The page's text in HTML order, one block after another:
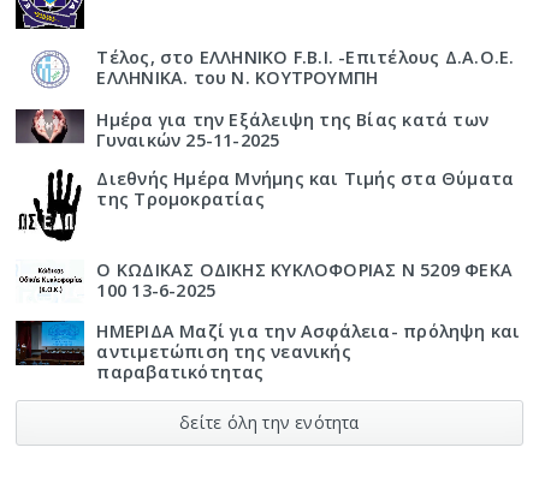
Τέλος, στο ΕΛΛΗΝΙΚΟ F.B.I. -Επιτέλους Δ.Α.Ο.Ε.
ΕΛΛΗΝΙΚΑ. του Ν. ΚΟΥΤΡΟΥΜΠΗ
Ημέρα για την Εξάλειψη της Βίας κατά των
Γυναικών 25-11-2025
Διεθνής Ημέρα Μνήμης και Τιμής στα Θύματα
της Τρομοκρατίας
Ο ΚΩΔΙΚΑΣ ΟΔΙΚΗΣ ΚΥΚΛΟΦΟΡΙΑΣ Ν 5209 ΦΕΚΑ
100 13-6-2025
ΗΜΕΡΙΔΑ Μαζί για την Ασφάλεια- πρόληψη και
αντιμετώπιση της νεανικής
παραβατικότητας
δείτε όλη την ενότητα